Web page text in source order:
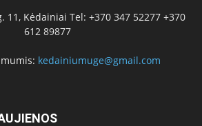
11, Kėdainiai Tel: +370 347 52277 +370
612 89877
kedainiumuge@gmail.com